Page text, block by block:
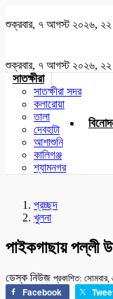
শুক্রবার, ৭ আগস্ট ২০২৬, ২২
শুক্রবার, ৭ আগস্ট ২০২৬, ২২
সাতক্ষীরা
সাতক্ষীরা সদর
কলারোয়া
তালা
দেবহাটা
আশাশুনি
কালিগঞ্জ
শ্যামনগর
প্রচ্ছদ
খুলনা
পাইকগাছায় পল্লী
ডেস্ক নিউজ প্রকাশিত:
Facebook